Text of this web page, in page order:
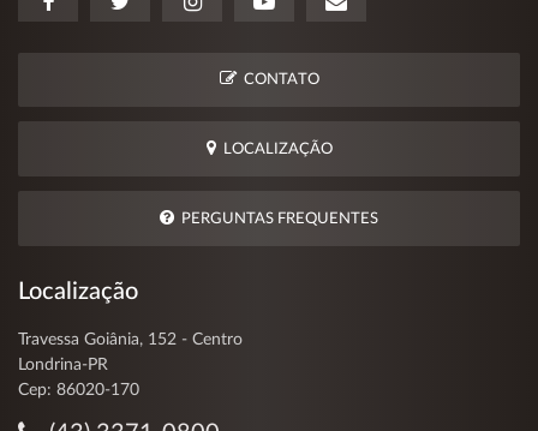
CONTATO
LOCALIZAÇÃO
PERGUNTAS FREQUENTES
Localização
Travessa Goiânia, 152 - Centro
Londrina-PR
Cep: 86020-170